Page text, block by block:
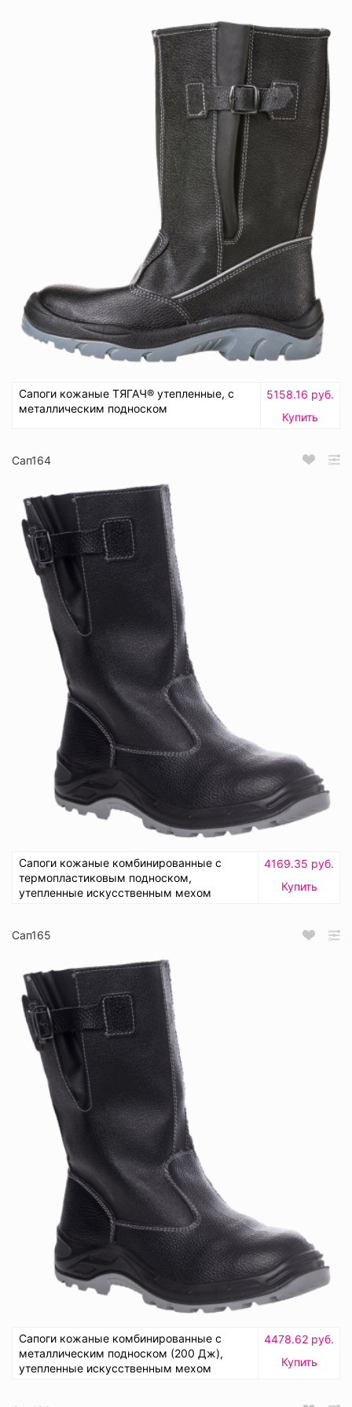
Сапоги кожаные ТЯГАЧ® утепленные, с
металлическим подноском
5158.16 руб.
Купить
Сап164
Сапоги кожаные комбинированные с
термопластиковым подноском,
утепленные искусственным мехом
4169.35 руб.
Купить
Сап165
Сапоги кожаные комбинированные с
металлическим подноском (200 Дж),
утепленные искусственным мехом
4478.62 руб.
Купить